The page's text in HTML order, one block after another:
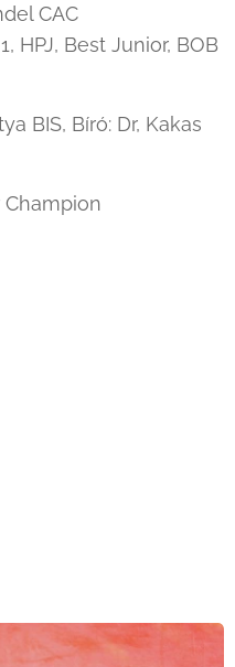
CAC
HPJ, Best Junior, BOB
BIS, Bíró: Dr, Kakas
Champion